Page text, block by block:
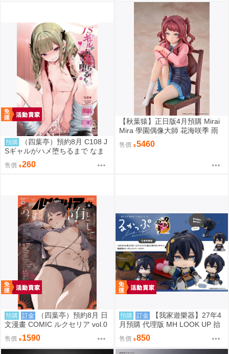
預購
（四葉亭）預約8月 C108 J
Sギャルがハメ堕ちるまで なま
もななせ
售價 260
【秋葉猿】正日版4月預購 Mirai
Mira 學園偶像大師 花海咲季 雨
後鳶尾花 特訓前 1/7 PVC 完成品
售價 5460
預購 訂金
（四葉亭）預約8月 日
文漫畫 COMIC ルクセリア vol.0
6 特典：B2掛軸、資料夾 あるぷ
售價 1590
預購 訂金
【我家遊樂器】27年4
月預購 代理版 MH LOOK UP 抬
頭系列 刀劍亂舞ONLINE 三日月
宗近
售價 850